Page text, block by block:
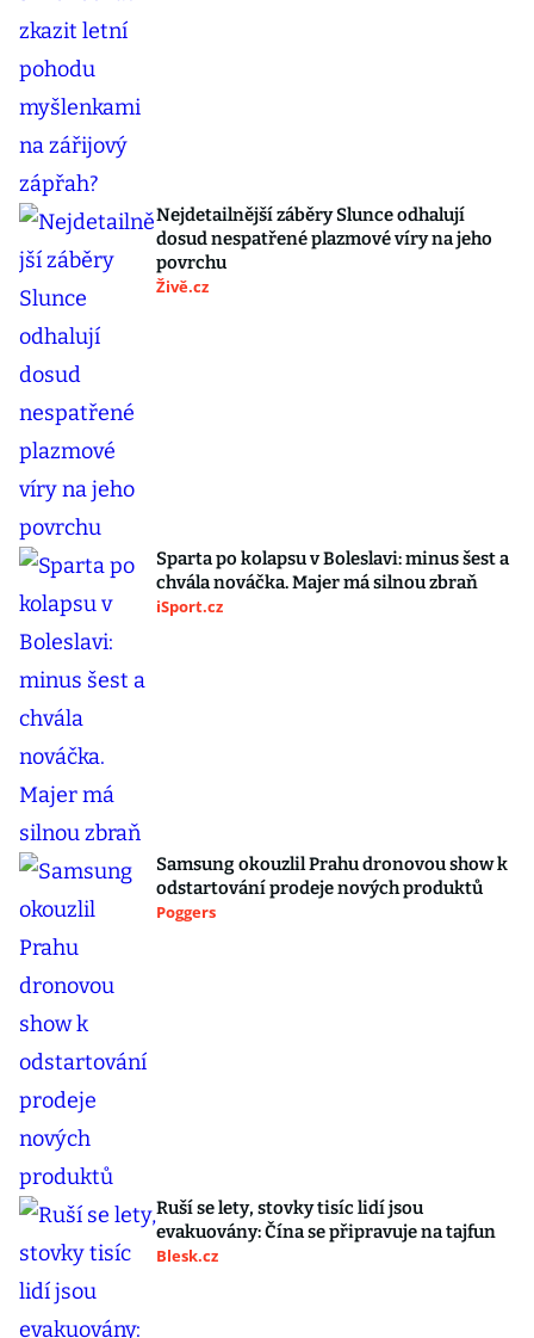
Nejdetailnější záběry Slunce odhalují
dosud nespatřené plazmové víry na jeho
povrchu
Živě.cz
Sparta po kolapsu v Boleslavi: minus šest a
chvála nováčka. Majer má silnou zbraň
iSport.cz
Samsung okouzlil Prahu dronovou show k
odstartování prodeje nových produktů
Poggers
Ruší se lety, stovky tisíc lidí jsou
evakuovány: Čína se připravuje na tajfun
Blesk.cz